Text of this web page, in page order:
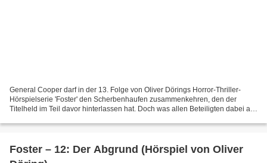
General Cooper darf in der 13. Folge von Oliver Dörings Horror-Thriller-
Hörspielserie 'Foster' den Scherbenhaufen zusammenkehren, den der
Titelheld im Teil davor hinterlassen hat. Doch was allen Beteiligten dabei am
Foster – 12: Der Abgrund (Hörspiel von Oliver